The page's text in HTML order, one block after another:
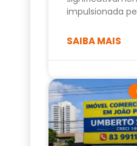
impulsionada
SAIBA MAIS